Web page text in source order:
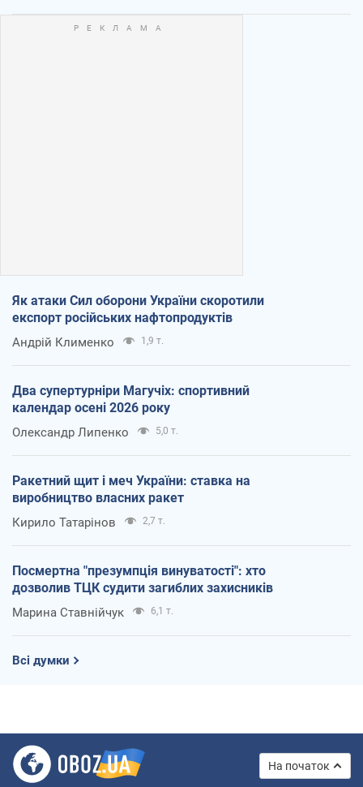
Як атаки Сил оборони України скоротили
експорт російських нафтопродуктів
Андрій Клименко 1,9 т.
Два супертурніри Магучіх: спортивний
календар осені 2026 року
Олександр Липенко 5,0 т.
Ракетний щит і меч України: ставка на
виробництво власних ракет
Кирило Татарінов 2,7 т.
Посмертна "презумпція винуватості": хто
дозволив ТЦК судити загиблих захисників
Марина Ставнійчук 6,1 т.
Всі думки
На початок